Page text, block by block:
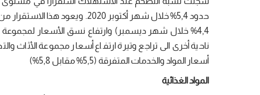
أسعار المواد والخدمات المتفرقة (5,5% مقابل 5,8%)
المواد الغذائية